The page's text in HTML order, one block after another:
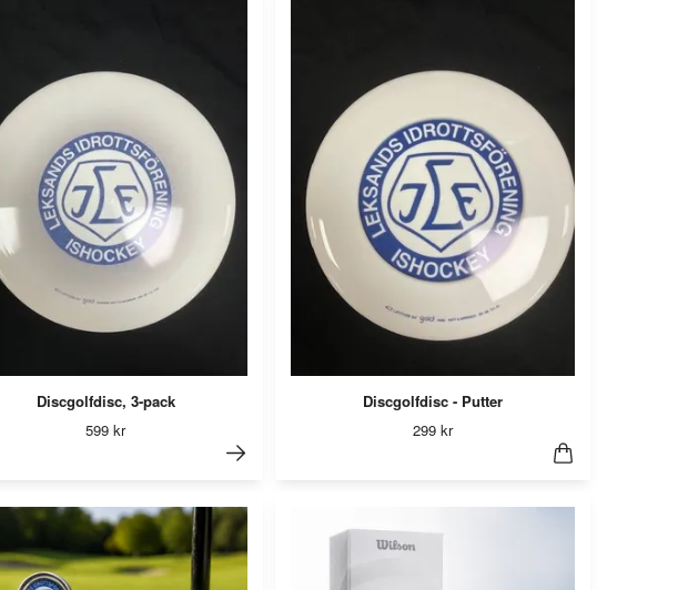
Discgolfdisc, 3-pack
599 kr
Discgolfdisc - Putter
299 kr